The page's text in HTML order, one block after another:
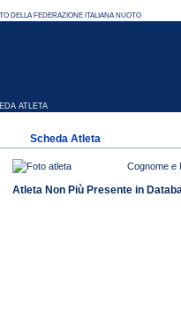
ATLETA
Scheda Atleta
Cognome e
Atleta Non Più Presente in